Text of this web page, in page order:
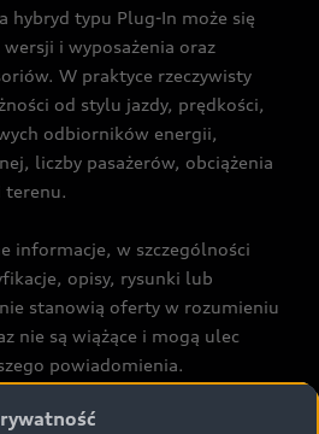
hybryd typu Plug-In może się
i wyposażenia oraz
W praktyce rzeczywisty
od stylu jazdy, prędkości,
odbiorników energii,
liczby pasażerów, obciążenia
terenu.
informacje, w szczególności
opisy, rysunki lub
stanowią oferty w rozumieniu
nie są wiążące i mogą ulec
powiadomienia.
Kodeksu cywilnego oraz art.